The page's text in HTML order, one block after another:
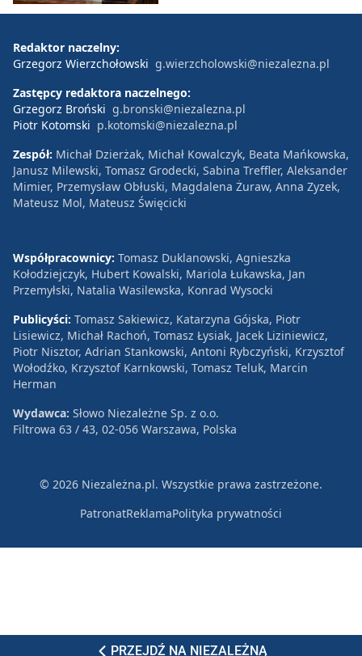
PRZEJDŹ NA NIEZALEŻNĄ
Redaktor naczelny:
Grzegorz Wierzchołowski g.wierzcholowski@niezalezna.pl
Zastępcy redaktora naczelnego:
Grzegorz Broński g.bronski@niezalezna.pl
Piotr Kotomski p.kotomski@niezalezna.pl
Zespół: Michał Dzierżak, Michał Kowalczyk, Beata Mańkowska,
Janusz Milewski, Tomasz Grodecki, Sabina Treffler, Aleksander
Mimier, Przemysław Obłuski, Magdalena Żuraw, Anna Zyzek,
Mateusz Mol, Mateusz Święcicki
Współpracownicy: Tomasz Duklanowski, Agnieszka
Kołodziejczyk, Hubert Kowalski, Mariola Łukawska, Jan
Przemyłski, Natalia Wasilewska, Konrad Wysocki
Publicyści: Tomasz Sakiewicz, Katarzyna Gójska, Piotr
Lisiewicz, Michał Rachoń, Tomasz Łysiak, Jacek Liziniewicz,
Piotr Nisztor, Adrian Stankowski, Antoni Rybczyński, Krzysztof
Wołodźko, Krzysztof Karnkowski, Tomasz Teluk, Marcin
Herman
Wydawca: Słowo Niezależne Sp. z o.o.
Filtrowa 63 / 43, 02-056 Warszawa, Polska
© 2026 Niezależna.pl. Wszystkie prawa zastrzeżone.
PatronatReklamaPolityka prywatności